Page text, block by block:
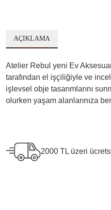
AÇIKLAMA
Atelier Rebul yeni Ev
tarafından el işçiliğiyle ve
işlevsel obje tasarımlarını
olurken yaşam alanlarınıza
2000 TL üzeri